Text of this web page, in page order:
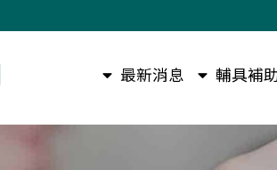
最新消息 輔具補